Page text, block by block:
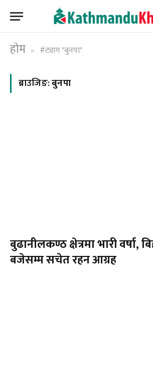
होम » #ट्याग "बुनपा"
ब्राउजिङ:बुनपा
बुढानीलकण्ठ क्षेत्रमा भारी वर्षा,
बजेसम्म सचेत रहन आग्रह